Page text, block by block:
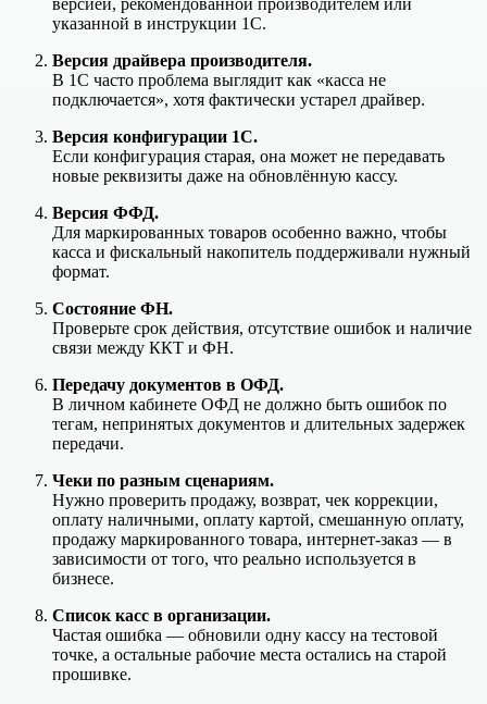
указанной в инструкции 1С.
Версия драйвера производителя.
В 1С часто проблема выглядит как «касса не
подключается», хотя фактически устарел драйвер.
Версия конфигурации 1С.
Если конфигурация старая, она может не передавать
новые реквизиты даже на обновлённую кассу.
Версия ФФД.
Для маркированных товаров особенно важно, чтобы
касса и фискальный накопитель поддерживали нужный
формат.
Состояние ФН.
Проверьте срок действия, отсутствие ошибок и наличие
связи между ККТ и ФН.
Передачу документов в ОФД.
В личном кабинете ОФД не должно быть ошибок по
тегам, непринятых документов и длительных задержек
передачи.
Чеки по разным сценариям.
Нужно проверить продажу, возврат, чек коррекции,
оплату наличными, оплату картой, смешанную оплату,
продажу маркированного товара, интернет-заказ — в
зависимости от того, что реально используется в
бизнесе.
Список касс в организации.
Частая ошибка — обновили одну кассу на тестовой
точке, а остальные рабочие места остались на старой
прошивке.